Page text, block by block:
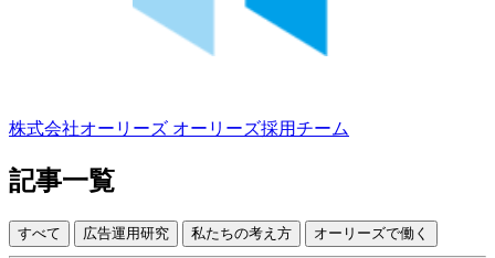
株式会社オーリーズ オーリーズ採用チーム
記事一覧
すべて 広告運用研究 私たちの考え方 オーリーズで働く